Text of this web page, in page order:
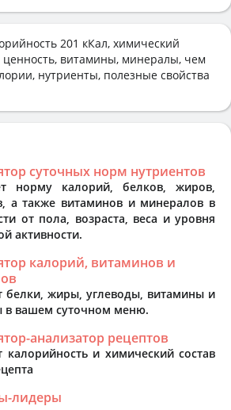
201 кКал, химический
ценность, витамины, минералы, чем
нутриенты, полезные свойства
суточных норм нутриентов
норму калорий, белков, жиров,
а также витаминов и минералов в
от пола, возраста, веса и уровня
активности.
калорий, витаминов и
белки, жиры, углеводы, витамины и
в вашем суточном меню.
анализатор рецептов
калорийность и химический состав
лидеры